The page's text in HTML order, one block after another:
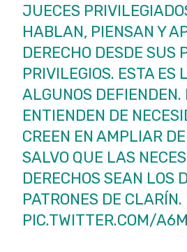
JUECES
HABLAN, PIENSAN Y
DERECHO DESDE SUS
PRIVILEGIOS. ESTA ES
ALGUNOS DEFIENDEN.
ENTIENDEN DE
CREEN EN AMPLIAR
SALVO QUE LAS
DERECHOS SEAN LOS
PATRONES DE CLARÍN.
PIC.TWITTER.COM/